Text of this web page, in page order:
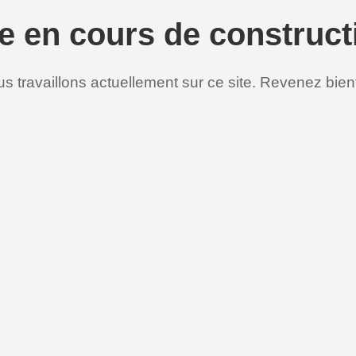
en cours de
travaillons actuellement sur ce site. Revenez